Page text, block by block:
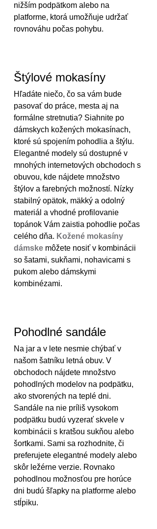
nižším podpätkom alebo na
platforme, ktorá umožňuje udržať
rovnováhu počas pohybu.
Štýlové mokasíny
Hľadáte niečo, čo sa vám bude
pasovať do práce, mesta aj na
formálne stretnutia? Siahnite po
dámskych kožených mokasínach,
ktoré sú spojením pohodlia a štýlu.
Elegantné modely sú dostupné v
mnohých internetových obchodoch s
obuvou, kde nájdete množstvo
štýlov a farebných možností. Nízky
stabilný opätok, mäkký a odolný
materiál a vhodné profilovanie
topánok Vám zaistia pohodlie počas
celého dňa. Kožené mokasíny
dámske môžete nosiť v kombinácii
so šatami, sukňami, nohavicami s
pukom alebo dámskymi
kombinézami.
Pohodlné sandále
Na jar a v lete nesmie chýbať v
našom šatníku letná obuv. V
obchodoch nájdete množstvo
pohodlných modelov na podpätku,
ako stvorených na teplé dni.
Sandále na nie príliš vysokom
podpätku budú vyzerať skvele v
kombinácii s kratšou sukňou alebo
šortkami. Sami sa rozhodnite, či
preferujete elegantné modely alebo
skôr ležérne verzie. Rovnako
pohodlnou možnosťou pre horúce
dni budú šľapky na platforme alebo
stĺpiku.